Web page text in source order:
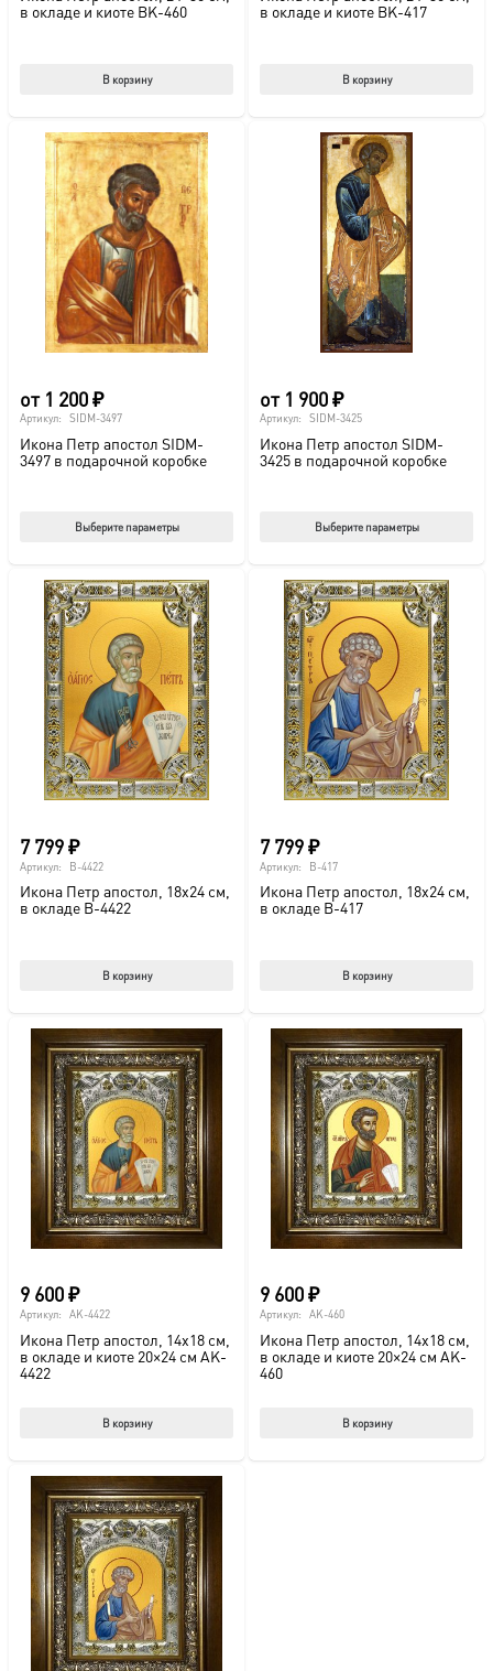
в окладе и киоте BK-460
В корзину
в окладе и киоте BK-417
В корзину
от 1 200₽
Артикул: SIDM-3497
Икона Петр апостол SIDM-
3497 в подарочной коробке
Выберите параметры
от 1 900₽
Артикул: SIDM-3425
Икона Петр апостол SIDM-
3425 в подарочной коробке
Выберите параметры
7 799₽
Артикул: B-4422
Икона Петр апостол, 18х24 см,
в окладе B-4422
В корзину
7 799₽
Артикул: B-417
Икона Петр апостол, 18х24 см,
в окладе B-417
В корзину
9 600₽
Артикул: AK-4422
Икона Петр апостол, 14х18 см,
в окладе и киоте 20×24 см AK-
4422
В корзину
9 600₽
Артикул: AK-460
Икона Петр апостол, 14х18 см,
в окладе и киоте 20×24 см AK-
460
В корзину